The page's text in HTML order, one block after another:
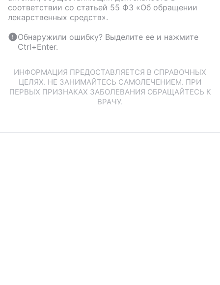
соответствии со статьей 55 ФЗ «Об обращении
лекарственных средств».
Обнаружили ошибку? Выделите ее и нажмите
Ctrl+Enter.
ИНФОРМАЦИЯ ПРЕДОСТАВЛЯЕТСЯ В СПРАВОЧНЫХ
ЦЕЛЯХ. НЕ ЗАНИМАЙТЕСЬ САМОЛЕЧЕНИЕМ. ПРИ
ПЕРВЫХ ПРИЗНАКАХ ЗАБОЛЕВАНИЯ ОБРАЩАЙТЕСЬ К
ВРАЧУ.